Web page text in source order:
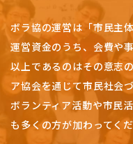
ボラ協の運営は「市民主体
運営資金のうち、会費や
以上であるのはその意志の
ア協会を通じて市民社会
ボランティア活動や市民
も多くの方が加わってく